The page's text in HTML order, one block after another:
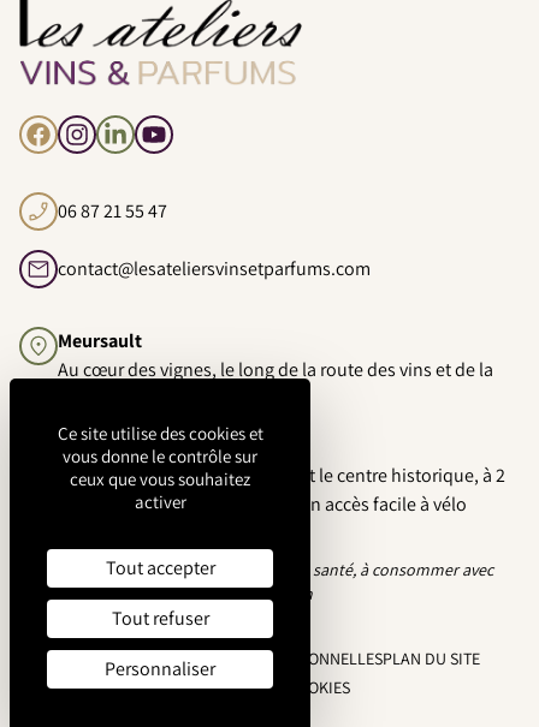
FacebookInstagram
LinkedIn
YouTube
06 87 21 55 47
contact@lesateliersvinsetparfums.com
Meursault
Au cœur des vignes, le long de la route des vins et de la
Beaune
A mi-chemin entre le vignoble et le centre historique, à 2
pas de la voie des vignes pour un accès facile à vélo
L'abus d'alcool est dangereux pour la santé, à consommer avec
modération
MENTIONS LÉGALES DONNÉES PERSONNELLESPLAN DU SITE
GESTION DES COOKIES
Ce site utilise des cookies et
vous donne le contrôle sur
ceux que vous souhaitez
activer
Tout accepter
Tout refuser
Personnaliser